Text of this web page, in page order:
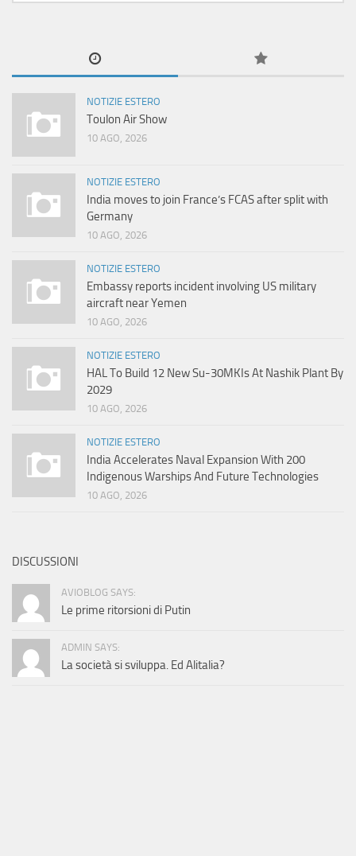
NOTIZIE ESTERO
Toulon Air Show
10 AGO, 2026
NOTIZIE ESTERO
India moves to join France’s FCAS after split with
Germany
10 AGO, 2026
NOTIZIE ESTERO
Embassy reports incident involving US military
aircraft near Yemen
10 AGO, 2026
NOTIZIE ESTERO
HAL To Build 12 New Su-30MKIs At Nashik Plant By
2029
10 AGO, 2026
NOTIZIE ESTERO
India Accelerates Naval Expansion With 200
Indigenous Warships And Future Technologies
10 AGO, 2026
DISCUSSIONI
AVIOBLOG SAYS:
Le prime ritorsioni di Putin
ADMIN SAYS:
La società si sviluppa. Ed Alitalia?